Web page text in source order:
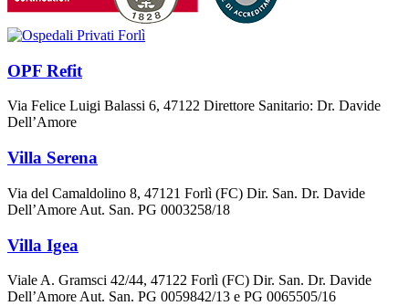
OPF Refit
Via Felice Luigi Balassi 6, 47122 Direttore Sanitario: Dr. Davide
Dell’Amore
Villa Serena
Via del Camaldolino 8, 47121 Forlì (FC) Dir. San. Dr. Davide
Dell’Amore Aut. San. PG 0003258/18
Villa Igea
Viale A. Gramsci 42/44, 47122 Forlì (FC) Dir. San. Dr. Davide
Dell’Amore Aut. San. PG 0059842/13 e PG 0065505/16